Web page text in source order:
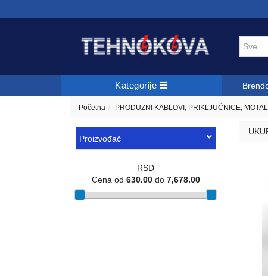
Kategorije
Početna PRODUZNI KABLOVI, PRIKLJUČNICE,
Proizvođač
RSD
Cena od 630.00do 7,678.00